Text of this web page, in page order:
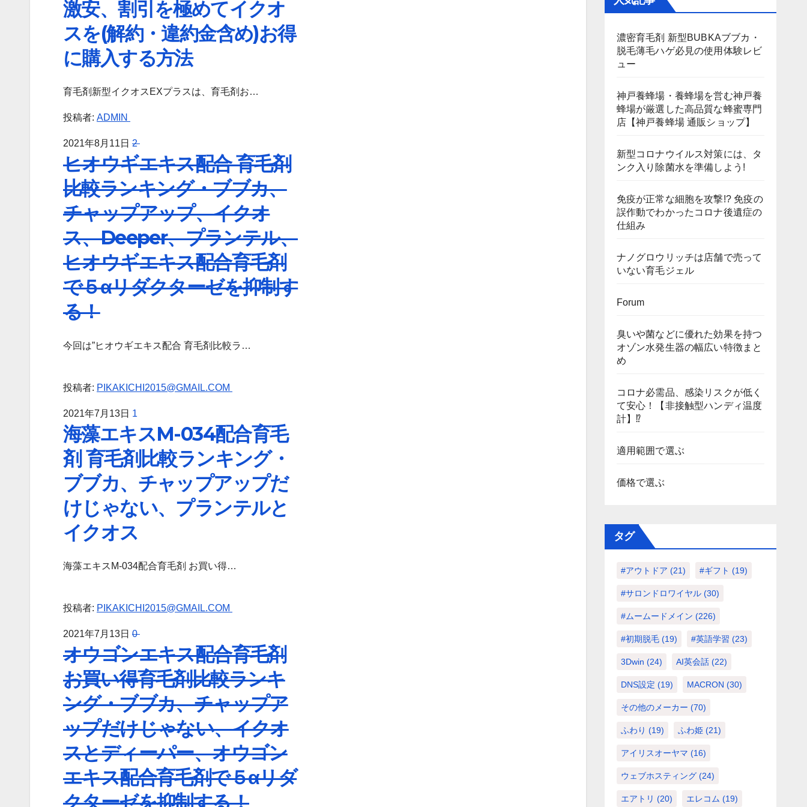
激安、割引を極めてイクオ
スを(解約・違約金含め)お得
に購入する方法
育毛剤新型イクオスEXプラスは、育毛剤お…
投稿者: ADMIN
2021年8月11日 2
ヒオウギエキス配合 育毛剤
比較ランキング・ブブカ、
チャップアップ、イクオ
ス、Deeper、プランテル、
ヒオウギエキス配合育毛剤
で５αリダクターゼを抑制す
る！
今回は”ヒオウギエキス配合 育毛剤比較ラ…
投稿者: PIKAKICHI2015@GMAIL.COM
2021年7月13日 1
海藻エキスM-034配合育毛
剤 育毛剤比較ランキング・
ブブカ、チャップアップだ
けじゃない、プランテルと
イクオス
海藻エキスM-034配合育毛剤 お買い得…
投稿者: PIKAKICHI2015@GMAIL.COM
2021年7月13日 0
オウゴンエキス配合育毛剤
お買い得育毛剤比較ランキ
ング・ブブカ、チャップア
ップだけじゃない、イクオ
スとディーパー、オウゴン
エキス配合育毛剤で５αリダ
クターゼを抑制する！
濃密育毛剤 新型BUBKAブブカ・
脱毛薄毛ハゲ必見の使用体験レビ
ュー
神戸養蜂場・養蜂場を営む神戸養
蜂場が厳選した高品質な蜂蜜専門
店【神戸養蜂場 通販ショップ】
新型コロナウイルス対策には、タ
ンク入り除菌水を準備しよう!
免疫が正常な細胞を攻撃!? 免疫の
誤作動でわかったコロナ後遺症の
仕組み
ナノグロウリッチは店舗で売って
いない育毛ジェル
Forum
臭いや菌などに優れた効果を持つ
オゾン水発生器の幅広い特徴まと
め
コロナ必需品、感染リスクが低く
て安心！【非接触型ハンディ温度
計】⁉
適用範囲で選ぶ
価格で選ぶ
タグ
#アウトドア (21) #ギフト (19)
#サロンドロワイヤル(30)
#ムームードメイン (226)
#初期脱毛(19) #英語学習 (23)
3Dwin (24) AI英会話(22)
DNS設定 (19) MACRON (30)
その他のメーカー (70)
ふわり (19) ふわ姫(21)
アイリスオーヤマ (16)
ウェブホスティング(24)
エアトリ (20) エレコム (19)